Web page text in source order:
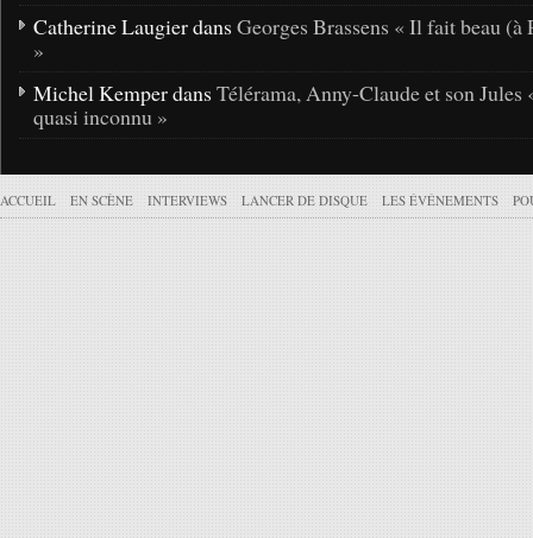
Catherine Laugier dans Georges Brassens « Il fait beau (à
»
Michel Kemper dans Télérama, Anny-Claude et son Jules
quasi inconnu »
ACCUEIL EN SCÈNE INTERVIEWS LANCER DE DISQUE LES ÉVÉNEMENTS